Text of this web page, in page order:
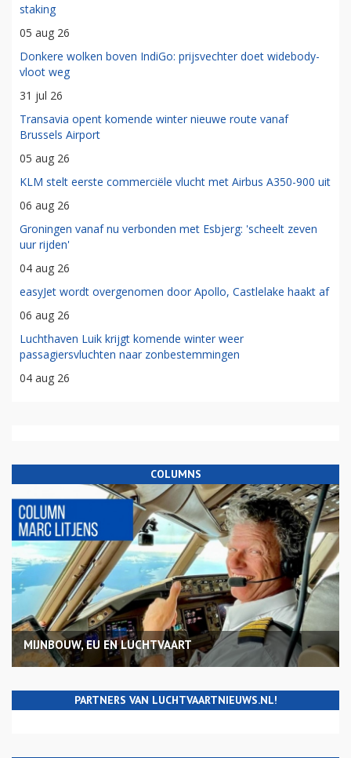
staking
05 aug 26
Donkere wolken boven IndiGo: prijsvechter doet widebody-
vloot weg
31 jul 26
Transavia opent komende winter nieuwe route vanaf
Brussels Airport
05 aug 26
KLM stelt eerste commerciële vlucht met Airbus A350-900 uit
06 aug 26
Groningen vanaf nu verbonden met Esbjerg: 'scheelt zeven
uur rijden'
04 aug 26
easyJet wordt overgenomen door Apollo, Castlelake haakt af
06 aug 26
Luchthaven Luik krijgt komende winter weer
passagiersvluchten naar zonbestemmingen
04 aug 26
COLUMNS
MIJNBOUW, EU EN LUCHTVAART
PARTNERS VAN LUCHTVAARTNIEUWS.NL!